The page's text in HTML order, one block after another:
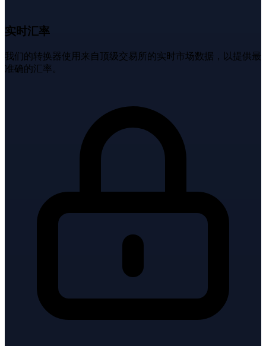
实时汇率
我们的转换器使用来自顶级交易所的实时市场数据，以提供最
准确的汇率。